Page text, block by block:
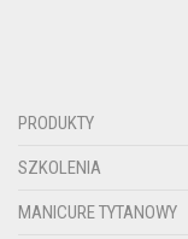
PRODUKTY
SZKOLENIA
MANICURE TYTANOWY